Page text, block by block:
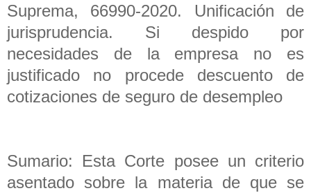
Suprema, 66990-2020. Unificación de
jurisprudencia. Si despido por
necesidades de la empresa no es
justificado no procede descuento de
cotizaciones de seguro de desempleo
Sumario: Esta Corte posee un criterio
asentado sobre la materia de que se